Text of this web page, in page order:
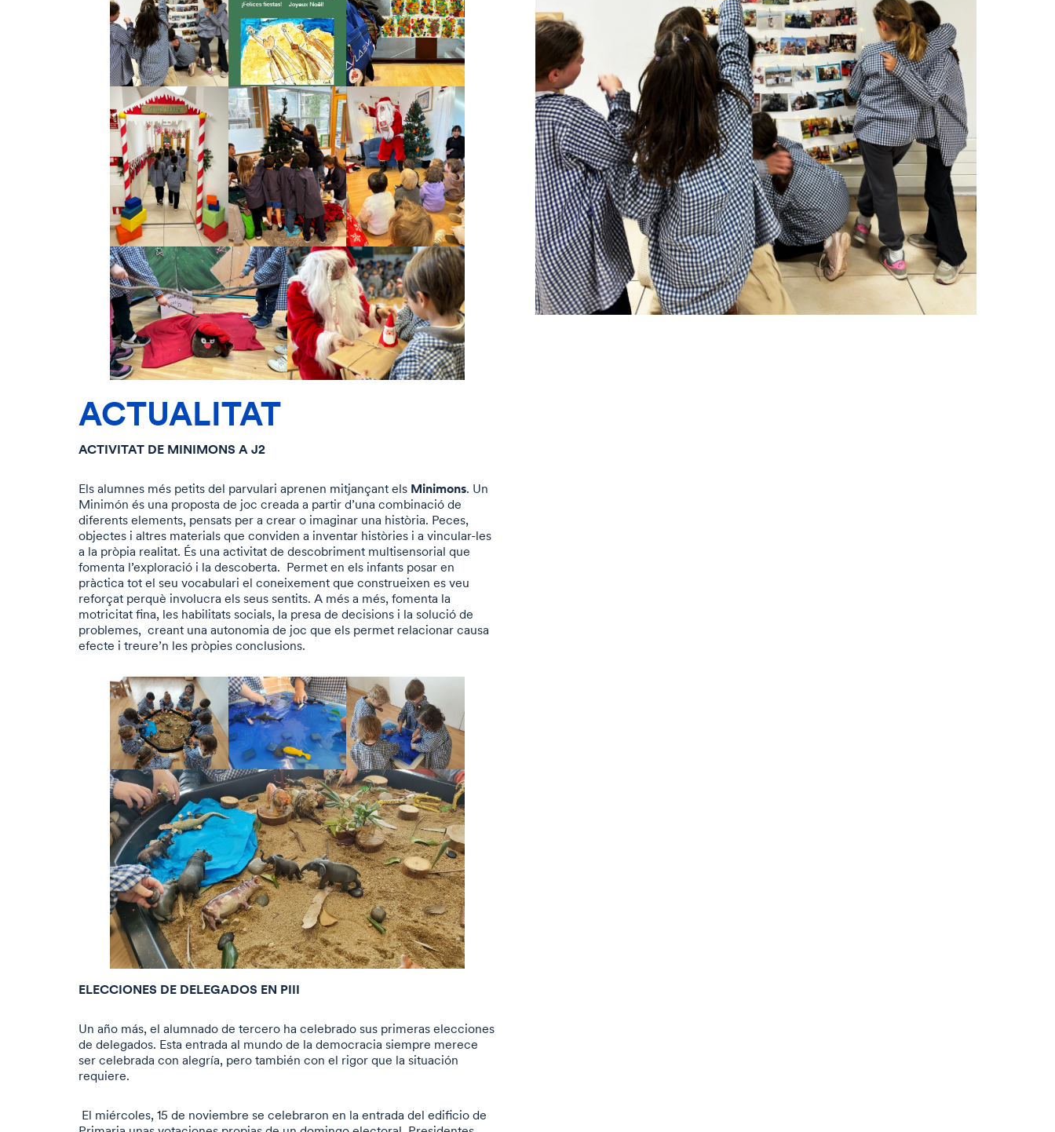
ACTUALITAT
ACTIVITAT DE MINIMONS A J2
Els alumnes més petits del parvulari aprenen mitjançant els Minimons. Un
Minimón és una proposta de joc creada a partir d’una combinació de
diferents elements, pensats per a crear o imaginar una història. Peces,
objectes i altres materials que conviden a inventar històries i a vincular-les
a la pròpia realitat. És una activitat de descobriment multisensorial que
fomenta l’exploració i la descoberta. Permet en els infants posar en
pràctica tot el seu vocabulari el coneixement que construeixen es veu
reforçat perquè involucra els seus sentits. A més a més, fomenta la
motricitat fina, les habilitats socials, la presa de decisions i la solució de
problemes, creant una autonomia de joc que els permet relacionar causa
efecte i treure’n les pròpies conclusions.
ELECCIONES DE DELEGADOS EN PIII
Un año más, el alumnado de tercero ha celebrado sus primeras elecciones
de delegados. Esta entrada al mundo de la democracia siempre merece
ser celebrada con alegría, pero también con el rigor que la situación
requiere.
El miércoles, 15 de noviembre se celebraron en la entrada del edificio de